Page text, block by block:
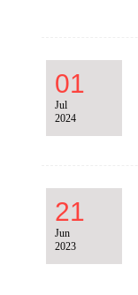
01
Jul
2024
21
Jun
2023